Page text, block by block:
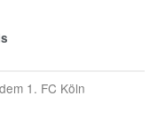
1. FC Köln